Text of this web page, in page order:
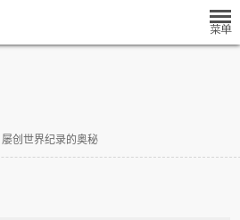
屡创世界纪录的奥秘